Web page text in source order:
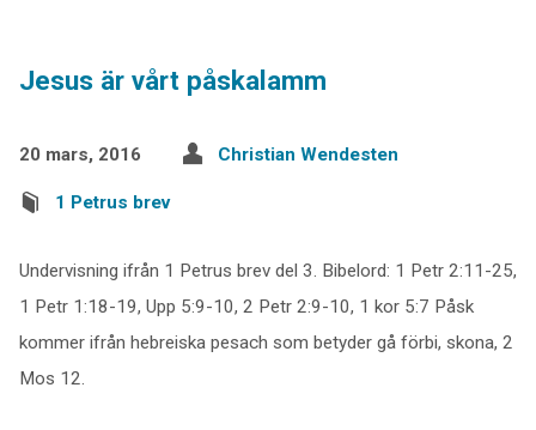
Jesus är vårt påskalamm
20 mars, 2016 Christian Wendesten
1 Petrus brev
Undervisning ifrån 1 Petrus brev del 3. Bibelord: 1 Petr 2:11-25,
1 Petr 1:18-19, Upp 5:9-10, 2 Petr 2:9-10, 1 kor 5:7 Påsk
kommer ifrån hebreiska pesach som betyder gå förbi, skona, 2
Mos 12.